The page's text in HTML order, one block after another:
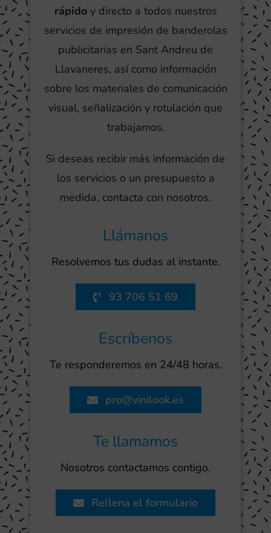
rápidoy directo a todos nuestros
servicios de impresión de banderolas
publicitarias en Sant Andreu de
Llavaneres, así como información
sobre los materiales de comunicación
visual, señalización y rotulación que
trabajamos.
Si deseas recibir más información de
los servicios o un presupuesto a
medida, contacta con nosotros.
Llámanos
Resolvemos tus dudas al instante.
93 706 51 69
Escríbenos
Te responderemos en 24/48 horas.
pro@vinilook.es
Te llamamos
Nosotros contactamos contigo.
Rellena el formulario